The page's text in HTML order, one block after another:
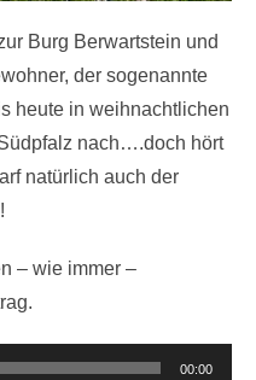
Burg Berwartstein und
der sogenannte
heute in weihnachtlichen
nach….doch hört
natürlich auch der
– wie immer –
00:00